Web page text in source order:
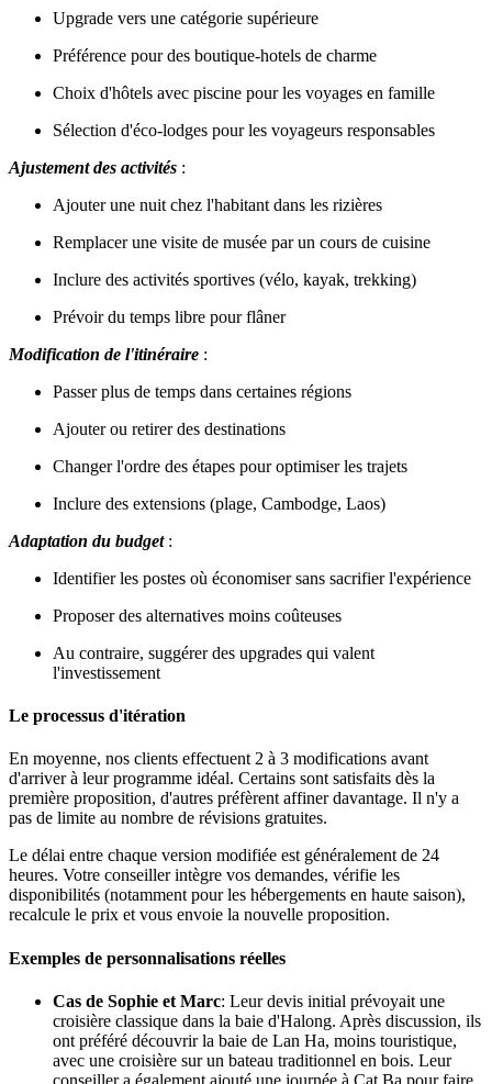
Upgrade vers une catégorie supérieure
Préférence pour des boutique-hotels de charme
Choix d'hôtels avec piscine pour les voyages en famille
Sélection d'éco-lodges pour les voyageurs responsables
Ajustement des activités :
Ajouter une nuit chez l'habitant dans les rizières
Remplacer une visite de musée par un cours de cuisine
Inclure des activités sportives (vélo, kayak, trekking)
Prévoir du temps libre pour flâner
Modification de l'itinéraire :
Passer plus de temps dans certaines régions
Ajouter ou retirer des destinations
Changer l'ordre des étapes pour optimiser les trajets
Inclure des extensions (plage, Cambodge, Laos)
Adaptation du budget:
Identifier les postes où économiser sans sacrifier l'expérience
Proposer des alternatives moins coûteuses
Au contraire, suggérer des upgrades qui valent
l'investissement
Le processus d'itération
En moyenne, nos clients effectuent 2 à 3 modifications avant
d'arriver à leur programme idéal. Certains sont satisfaits dès la
première proposition, d'autres préfèrent affiner davantage. Il n'y a
pas de limite au nombre de révisions gratuites.
Le délai entre chaque version modifiée est généralement de 24
heures. Votre conseiller intègre vos demandes, vérifie les
disponibilités (notamment pour les hébergements en haute saison),
recalcule le prix et vous envoie la nouvelle proposition.
Exemples de personnalisations réelles
Cas de Sophie et Marc: Leur devis initial prévoyait une
croisière classique dans la baie d'Halong. Après discussion, ils
ont préféré découvrir la baie de Lan Ha, moins touristique,
avec une croisière sur un bateau traditionnel en bois. Leur
conseiller a également ajouté une journée à Cat Ba pour faire